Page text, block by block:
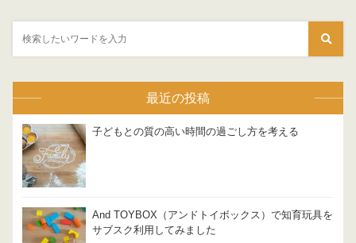
最近の投稿
子どもとの質の高い時間の過ごし方を考える
And TOYBOX（アンドトイボックス）で知育玩具を
サブスク利用してみました